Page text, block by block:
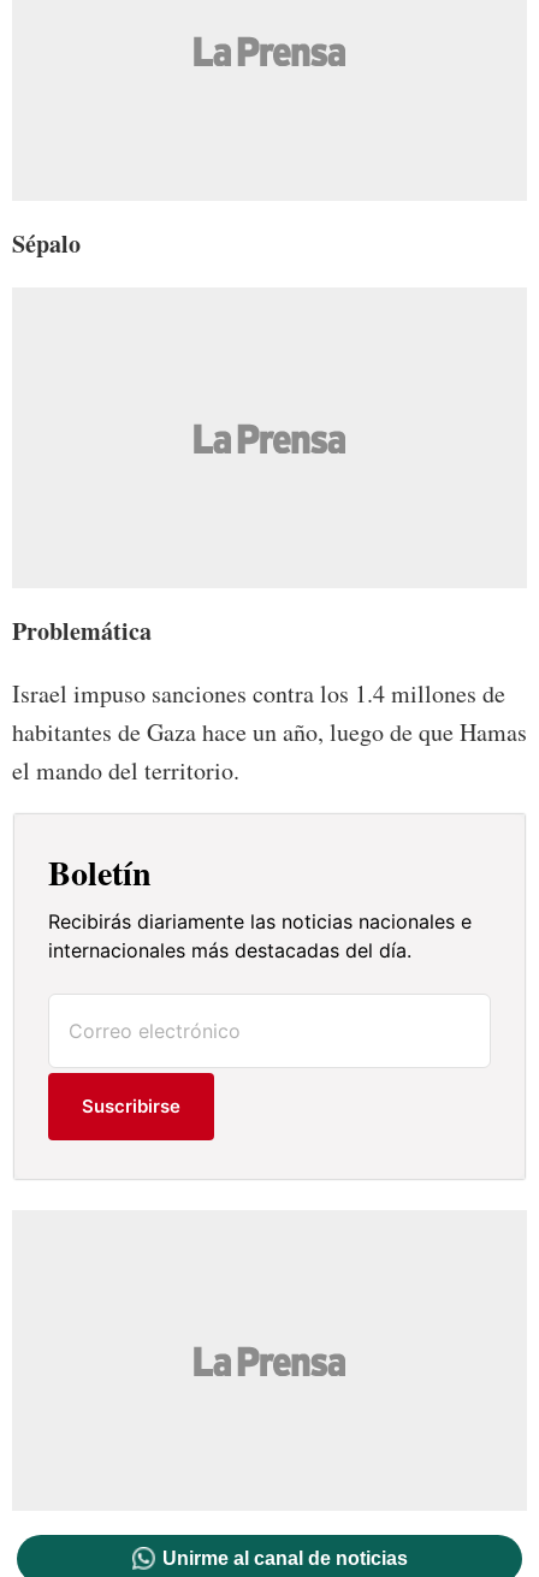
Sépalo
Problemática
Israel impuso sanciones contra los 1.4 millones de
habitantes de Gaza hace un año, luego de que Hamas
el mando del territorio.
Boletín
Recibirás diariamente las noticias nacionales e
internacionales más destacadas del día.
Suscribirse
Unirme al canal de noticias